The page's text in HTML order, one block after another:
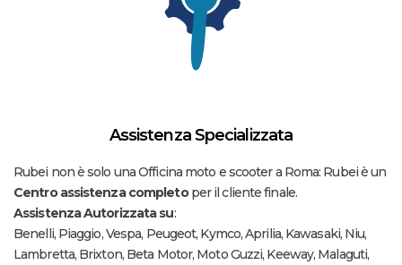
Assistenza Specializzata
Rubei non è solo una Officina moto e scooter a Roma: Rubei è un
Centro assistenza completoper il cliente finale.
Assistenza Autorizzata su:
Benelli, Piaggio, Vespa, Peugeot, Kymco, Aprilia, Kawasaki, Niu,
Lambretta, Brixton, Beta Motor, Moto Guzzi, Keeway, Malaguti,